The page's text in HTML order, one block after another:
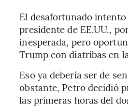
El desafortunado
presidente de EE.UU.,
inesperada, pero
Trump con diatribas en
Eso ya debería ser de
obstante, Petro decidió
las primeras horas del